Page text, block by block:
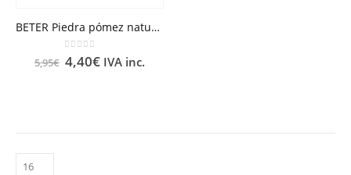
BETER Piedra pómez natural
0out of 5
5,95€ 4,40€ IVA inc.